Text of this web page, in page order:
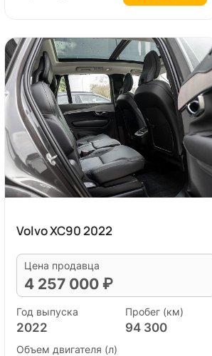
Volvo XC90 2022
Цена продавца
4 257 000 ₽
Год выпуска
2022
Пробег (км)
94 300
Объем двигателя (л)